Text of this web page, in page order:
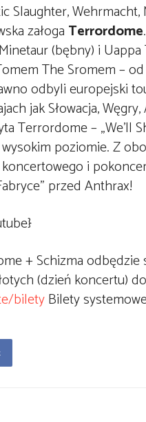
Slaughter,
załoga Terrordome
(bębny) i
The Sromem –
odbyli europejski
jak Słowacja,
Terrordome –
poziomie. Z
i
przed Anthrax!
+ Schizma odbędzie
(dzień koncertu)
biletyBilety